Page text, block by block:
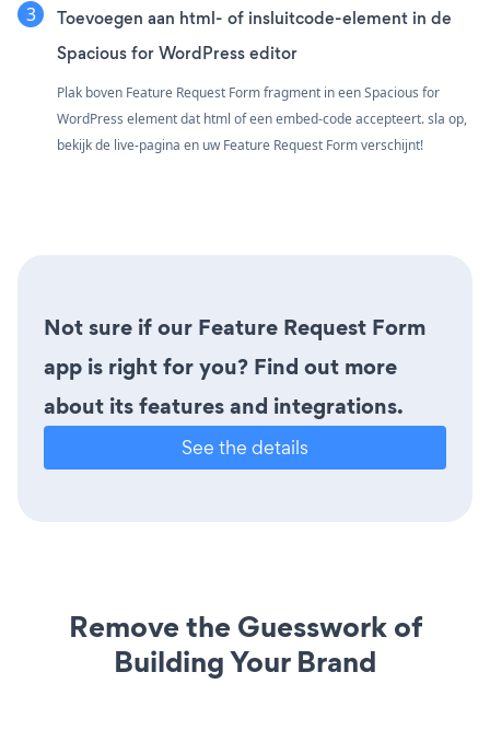
Toevoegen aan html- of insluitcode-element in de
Spacious for WordPress editor
Plak boven Feature Request Form fragment in een Spacious for
WordPress element dat html of een embed-code accepteert. sla op,
bekijk de live-pagina en uw Feature Request Form verschijnt!
Not sure if our Feature Request Form
app is right for you? Find out more
about its features and integrations.
See the details
Remove the Guesswork of
Building Your Brand